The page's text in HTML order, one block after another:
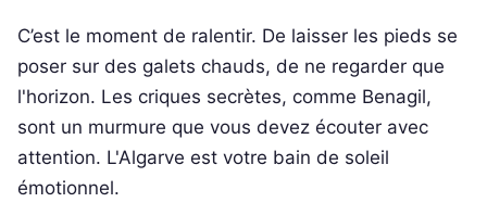
C’est le moment de ralentir. De laisser les pieds se
poser sur des galets chauds, de ne regarder que
l'horizon. Les criques secrètes, comme Benagil,
sont un murmure que vous devez écouter avec
attention. L'Algarve est votre bain de soleil
émotionnel.